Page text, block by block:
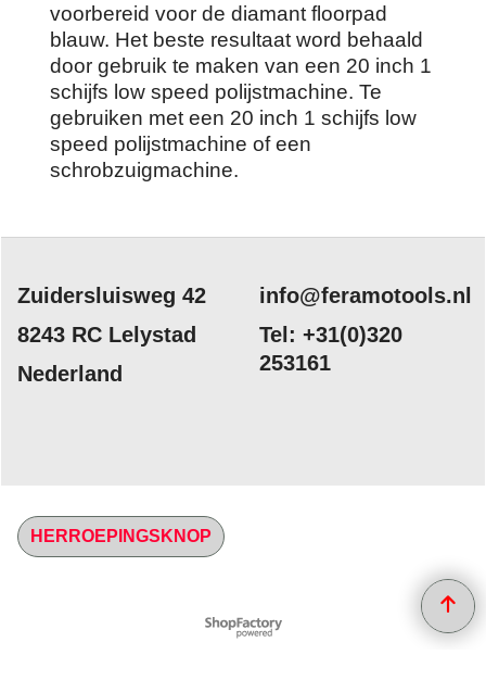
voorbereid voor de diamant floorpad
blauw. Het beste resultaat word behaald
door gebruik te maken van een 20 inch 1
schijfs low speed polijstmachine. Te
gebruiken met een 20 inch 1 schijfs low
speed polijstmachine of een
schrobzuigmachine.
Zuidersluisweg 42
8243 RC Lelystad
Nederland
info@feramotools.nl
Tel: +31(0)320
253161
HERROEPINGSKNOP
Webwinkel gemaakt met
ShopFactory webwinkel